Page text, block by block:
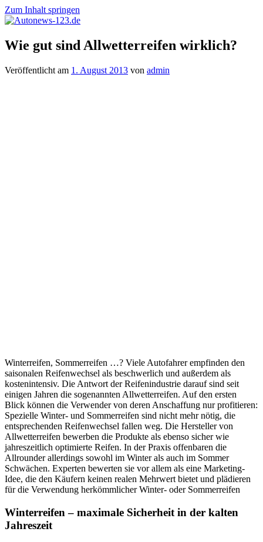
Zum Inhalt springen
Autonews-
123.de
Autonews
mit
Wie gut sind Allwetterreifen wirklich?
Veröffentlicht am 1. August 2013 von admin
Winterreifen, Sommerreifen …? Viele Autofahrer empfinden den
saisonalen Reifenwechsel als beschwerlich und außerdem als
kostenintensiv. Die Antwort der Reifenindustrie darauf sind seit
einigen Jahren die sogenannten Allwetterreifen. Auf den ersten
Blick können die Verwender von deren Anschaffung nur profitieren:
Spezielle Winter- und Sommerreifen sind nicht mehr nötig, die
entsprechenden Reifenwechsel fallen weg. Die Hersteller von
Allwetterreifen bewerben die Produkte als ebenso sicher wie
jahreszeitlich optimierte Reifen. In der Praxis offenbaren die
Allrounder allerdings sowohl im Winter als auch im Sommer
Schwächen. Experten bewerten sie vor allem als eine Marketing-
Idee, die den Käufern keinen realen Mehrwert bietet und plädieren
für die Verwendung herkömmlicher Winter- oder Sommerreifen
Winterreifen – maximale Sicherheit in der kalten
Jahreszeit